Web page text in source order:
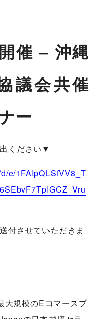
催 – 沖縄
議会共催
ー
ください▼
e/1FAIpQLSfVV8_T
付させていただきま
大規模のEコマースプ